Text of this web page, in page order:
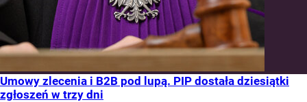
Umowy zlecenia i B2B pod lupą. PIP dostała dziesiątki
zgłoszeń w trzy dni